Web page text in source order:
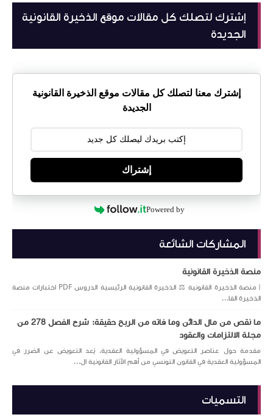
إشترك لتصلك كل مقالات موقع الذخيرة القانونية
الجديدة
إشترك معنا لتصلك كل مقالات موقع الذخيرة القانونية
الجديدة
إشتراك
Powered by
المشاركات الشائعة
منصة الذخيرة القانونية
| منصة الذخيرة القانونية ⚖️ الذخيرة القانونية الرئيسية الدروس PDF اختبارات منصة
الذخيرة القا...
ما نقص من مال الدائن وما فاته من الربح حقيقة: شرح الفصل 278 من
مجلة الالتزامات والعقود
مقدمة حول عناصر التعويض في المسؤولية العقدية. يُعد التعويض عن الضرر في
المسؤولية العقدية في القانون التونسي من أهم الآثار القانونية ال...
التسميات